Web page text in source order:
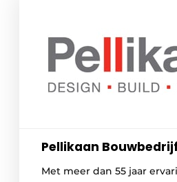
Pellikaan
Met meer dan 55 jaar